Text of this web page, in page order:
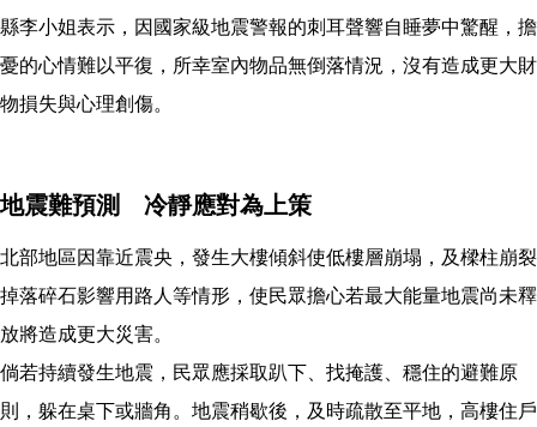
縣李小姐表示，因國家級地震警報的刺耳聲響自睡夢中驚醒，擔
憂的心情難以平復，所幸室內物品無倒落情況，沒有造成更大財
物損失與心理創傷。
地震難預測 冷靜應對為上策
北部地區因靠近震央，發生大樓傾斜使低樓層崩塌，及樑柱崩裂
掉落碎石影響用路人等情形，使民眾擔心若最大能量地震尚未釋
放將造成更大災害。
倘若持續發生地震，民眾應採取趴下、找掩護、穩住的避難原
則，躲在桌下或牆角。地震稍歇後，及時疏散至平地，高樓住戶